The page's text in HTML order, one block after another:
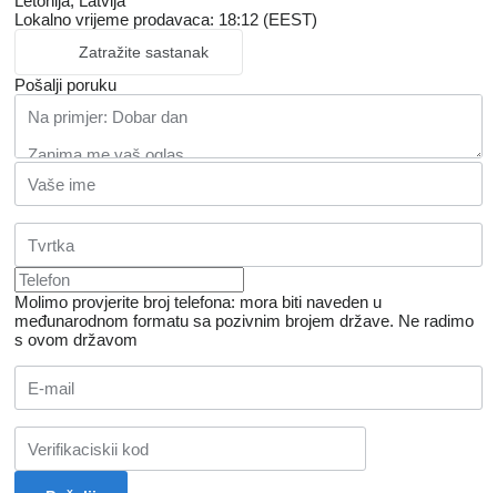
Lokalno vrijeme prodavaca: 18:12 (EEST)
Zatražite sastanak
Pošalji poruku
Molimo provjerite broj telefona: mora biti naveden u
međunarodnom formatu sa pozivnim brojem države. Ne radimo
s ovom državom